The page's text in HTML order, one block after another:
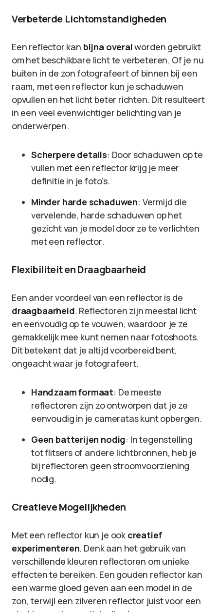
Verbeterde Lichtomstandigheden
Een reflector kan bijna overalworden gebruikt
om het beschikbare licht te verbeteren. Of je nu
buiten in de zon fotografeert of binnen bij een
raam, met een reflector kun je schaduwen
opvullen en het licht beter richten. Dit resulteert
in een veel evenwichtiger belichting van je
onderwerpen.
Scherpere details: Door schaduwen op te
vullen met een reflector krijg je meer
definitie in je foto’s.
Minder harde schaduwen: Vermijd die
vervelende, harde schaduwen op het
gezicht van je model door ze te verlichten
met een reflector.
Flexibiliteit en Draagbaarheid
Een ander voordeel van een reflector is de
draagbaarheid. Reflectoren zijn meestal licht
en eenvoudig op te vouwen, waardoor je ze
gemakkelijk mee kunt nemen naar fotoshoots.
Dit betekent dat je altijd voorbereid bent,
ongeacht waar je fotografeert.
Handzaam formaat: De meeste
reflectoren zijn zo ontworpen dat je ze
eenvoudig in je cameratas kunt opbergen.
Geen batterijen nodig: In tegenstelling
tot flitsers of andere lichtbronnen, heb je
bij reflectoren geen stroomvoorziening
nodig.
Creatieve Mogelijkheden
Met een reflector kun je ook creatief
experimenteren. Denk aan het gebruik van
verschillende kleuren reflectoren om unieke
effecten te bereiken. Een gouden reflector kan
een warme gloed geven aan een model in de
zon, terwijl een zilveren reflector juist voor een